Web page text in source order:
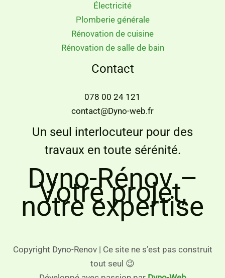
Électricité
Plomberie générale
Rénovation de cuisine
Rénovation de salle de bain
Contact
078 00 24 121
contact@Dyno-web.fr
Un seul interlocuteur pour des
travaux en toute sérénité.
Dyno-Rénov –
Votre projet,
notre expertise
Copyright Dyno-Renov | Ce site ne s’est pas construit
tout seul 😉